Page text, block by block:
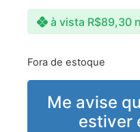
à vista R$89,30
Fora de estoque
Me avise
estiver